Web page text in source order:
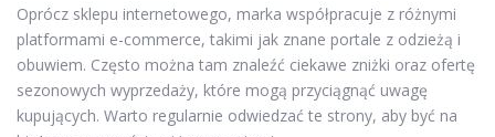
Oprócz sklepu internetowego, marka współpracuje z różnymi
platformami e-commerce, takimi jak znane portale z odzieżą i
obuwiem. Często można tam znaleźć ciekawe zniżki oraz ofertę
sezonowych wyprzedaży, które mogą przyciągnąć uwagę
kupujących. Warto regularnie odwiedzać te strony, aby być na